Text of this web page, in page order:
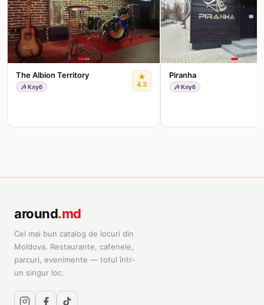
The Albion Territory
🎶Клуб
★
4.3
Piranha
🎶Клуб
around.md
Cel mai bun catalog de locuri din
Moldova. Restaurante, cafenele,
parcuri, evenimente — totul într-
un singur loc.